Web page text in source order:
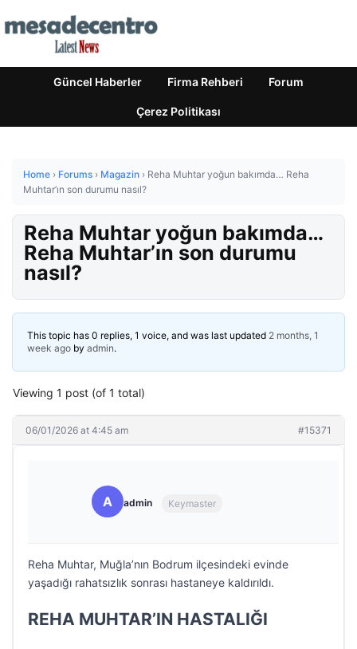
Güncel Haberler Firma Rehberi Forum
Çerez Politikası
Home › Forums › Magazin › Reha Muhtar yoğun bakımda… Reha
Muhtar’ın son durumu nasıl?
Reha Muhtar yoğun bakımda…
Reha Muhtar’ın son durumu
nasıl?
This topic has 0 replies, 1 voice, and was last updated 2 months, 1
week ago by admin.
Viewing 1 post (of 1 total)
06/01/2026 at 4:45 am #15371
A admin Keymaster
Reha Muhtar, Muğla’nın Bodrum ilçesindeki evinde
yaşadığı rahatsızlık sonrası hastaneye kaldırıldı.
REHA MUHTAR’IN HASTALIĞI